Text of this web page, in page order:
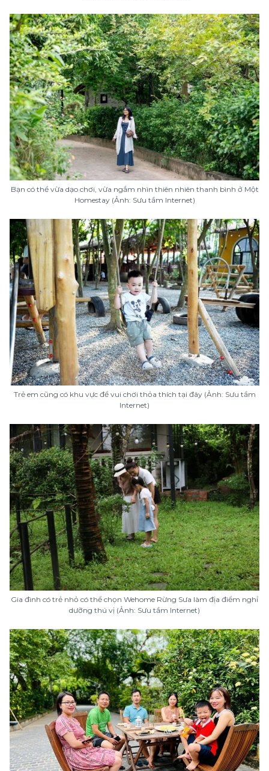
Bạn có thể vừa dạo chơi, vừa ngắm nhìn thiên nhiên thanh bình ở Một
Homestay (Ảnh: Sưu tầm Internet)
Trẻ em cũng có khu vực để vui chơi thỏa thích tại đây (Ảnh: Sưu tầm
Internet)
Gia đình có trẻ nhỏ có thể chọn Wehome Rừng Sưa làm địa điểm nghỉ
dưỡng thú vị (Ảnh: Sưu tầm Internet)